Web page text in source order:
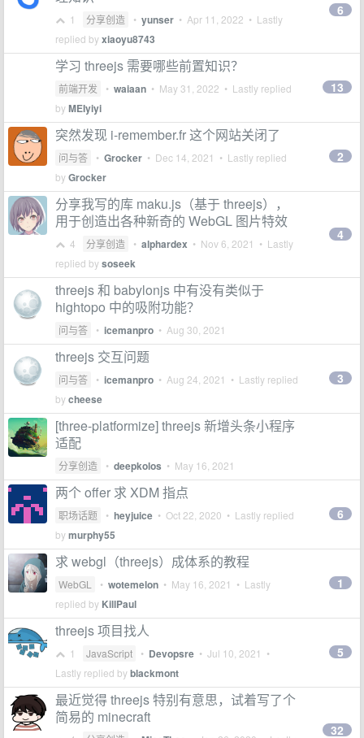
1 分享创造 • yunser • Apr 11, 2022 • Lastly
replied byxiaoyu8743
6
学习 threejs 需要哪些前置知识？
前端开发 • waiaan • May 31, 2022 • Lastly replied
byMEIyiyi
13
突然发现 i-remember.fr 这个网站关闭了
问与答 • Grocker • Dec 14, 2021 • Lastly replied
byGrocker
2
分享我写的库 maku.js（基于 threejs），
用于创造出各种新奇的 WebGL 图片特效
4 分享创造 • alphardex • Nov 6, 2021 • Lastly
replied bysoseek
4
threejs 和 babylonjs 中有没有类似于
hightopo 中的吸附功能？
问与答 • icemanpro • Aug 30, 2021
threejs 交互问题
问与答 • icemanpro • Aug 24, 2021 • Lastly replied
bycheese
3
[three-platformize] threejs 新增头条小程序
适配
分享创造 • deepkolos • May 16, 2021
两个 offer 求 XDM 指点
职场话题 • heyjuice • Oct 22, 2020 • Lastly replied
bymurphy55
6
求 webgl（threejs）成体系的教程
WebGL • wotemelon • May 16, 2021 • Lastly
replied by KillPaul
1
threejs 项目找人
1 JavaScript • Devopsre • Jul 10, 2021 •
Lastly replied byblackmont
5
最近觉得 threejs 特别有意思，试着写了个
简易的 minecraft
32